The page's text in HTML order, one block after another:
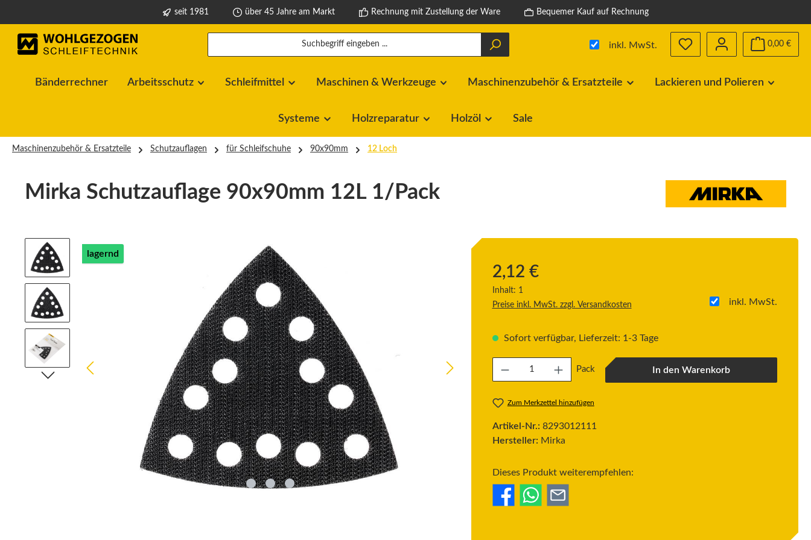
Zur Hauptnavigation springenseit 1981 über 45 Jahre am Markt Rechnung mit Zustellung der Ware Bequemer Kauf auf Rechnung
inkl. MwSt. 0,00 €
Bänderrechner Arbeitsschutz Schleifmittel Maschinen & Werkzeuge Maschinenzubehör & Ersatzteile Lackieren und Polieren
Systeme Holzreparatur Holzöl Sale
Maschinenzubehör & Ersatzteile Schutzauflagen für Schleifschuhe 90x90mm 12 Loch
Mirka Schutzauflage 90x90mm 12L 1/Pack
Bildergalerie überspringen
lagernd
2,12 €
Inhalt: 1
inkl. MwSt.
Preise inkl. MwSt. zzgl. Versandkosten
Sofort verfügbar, Lieferzeit: 1-3 Tage
Produkt Anzahl: Gib den gewünschten Wert ein oder benutze die Schaltflächen um die Anzahl zu
Pack In den Warenkorb
Zum Merkzettel hinzufügen
Artikel-Nr.: 8293012111
Hersteller: Mirka
Dieses Produkt weiterempfehlen: